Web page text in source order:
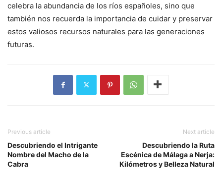
celebra la abundancia de los ríos españoles, sino que
también nos recuerda la importancia de cuidar y preservar
estos valiosos recursos naturales para las generaciones
futuras.
Previous article
Descubriendo el Intrigante
Nombre del Macho de la
Cabra
Next article
Descubriendo la Ruta
Escénica de Málaga a Nerja:
Kilómetros y Belleza Natural